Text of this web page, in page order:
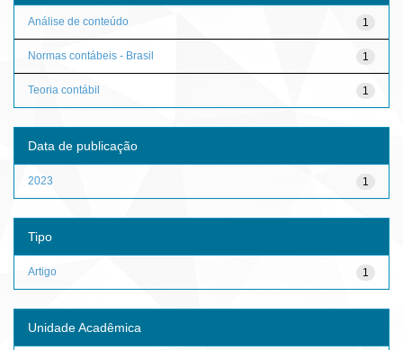
1
Análise de conteúdo
1
Normas contábeis - Brasil
1
Teoria contábil
Data de publicação
1
2023
Tipo
1
Artigo
Unidade Acadêmica